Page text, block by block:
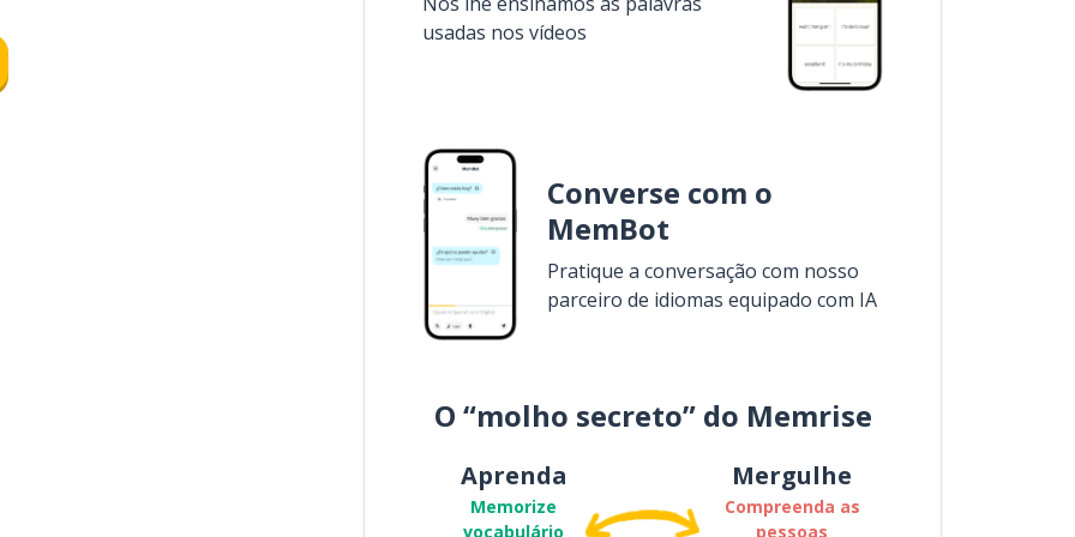
usadas nos vídeos
Converse com o
MemBot
Pratique a conversação com nosso
parceiro de idiomas equipado com IA
O “molho secreto” do Memrise
Aprenda
Memorize
vocabulário
Mergulhe
Compreenda as
pessoas